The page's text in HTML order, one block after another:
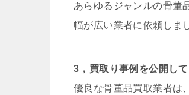
あらゆるジャンルの骨董
幅が広い業者に依頼しま
3，買取り事例を公開し
優良な骨董品買取業者は